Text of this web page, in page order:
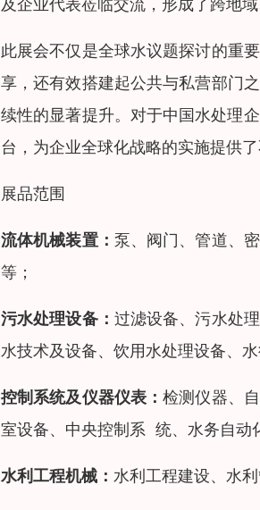
此展会不仅是全球水议题探讨的重
享，还有效搭建起公共与私营部门
续性的显著提升。对于中国水处理
台，为企业全球化战略的实施提供了
展品范围
流体机械装置： 泵、阀门、管道、
等；
污水处理设备： 过滤设备、污水处
水技术及设备、饮用水处理设备、
控制系统及仪器仪表：检测仪器、
室设备、中央控制系 统、水务自动
水利工程机械： 水利工程建设、水